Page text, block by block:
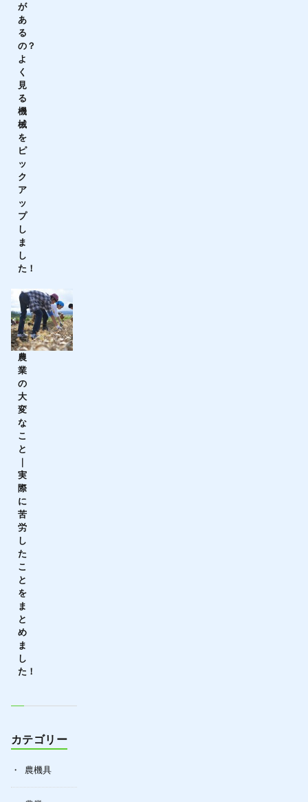
が
あ
る
の？
よ
く
見
る
機
械
を
ピ
ッ
ク
ア
ッ
プ
し
ま
し
た！
農
業
の
大
変
な
こ
と
｜
実
際
に
苦
労
し
た
こ
と
を
ま
と
め
ま
し
た！
カテゴリー
農機具